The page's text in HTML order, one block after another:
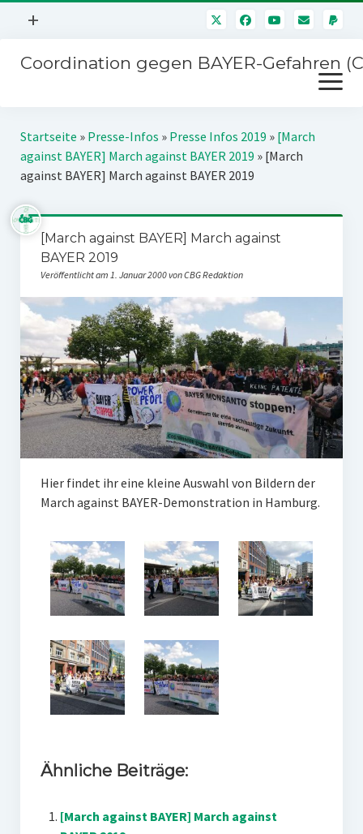
Menü
+
Mitmachen
Über uns
Kontakt
Impressum
Störfälle
Coordination gegen BAYER-Gefahren
Menü
öffnen
Kampagnen
BAYER-Hauptversammlungen
Stichwort BAYER
Jahrestagung
SPENDEN
Startseite » Presse-Infos » Presse Infos 2019 » [March
against BAYER] March against BAYER 2019 » [March
against BAYER] March against BAYER 2019
[March against BAYER] March against
BAYER 2019
Veröffentlicht am 1. Januar 2000 von CBG Redaktion
Hier findet ihr eine kleine Auswahl von Bildern der
March against BAYER-Demonstration in Hamburg.
Ähnliche Beiträge:
[March against BAYER] March against